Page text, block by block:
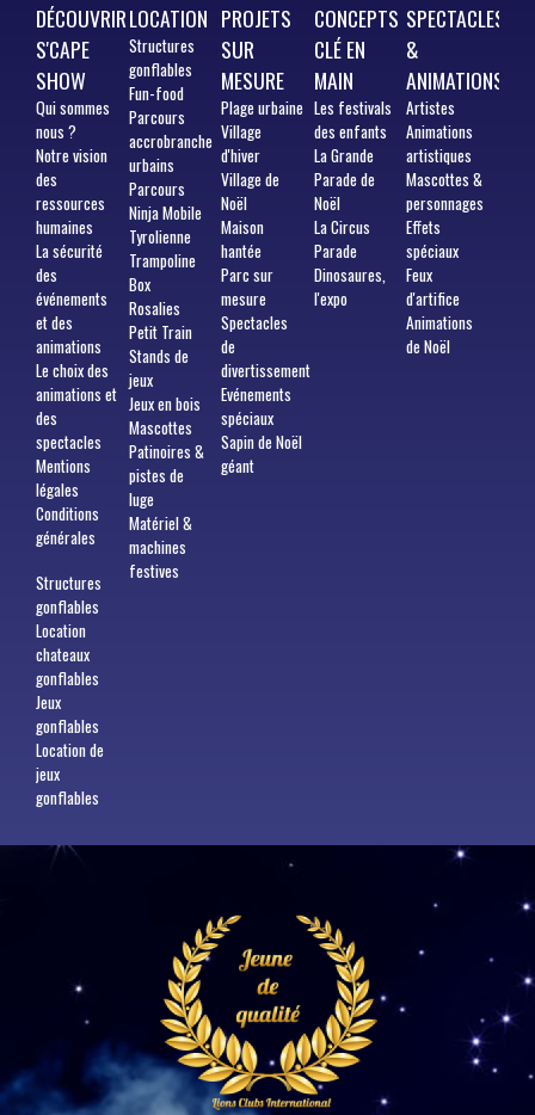
DÉCOUVRIR
S'CAPE
SHOW
Quisommes
nous ?
Notre vision
des
ressources
humaines
La sécurité
des
événements
et des
animations
Le choix des
animations et
des
spectacles
Mentions
légales
Conditions
générales
Structures
gonflables
Location
chateaux
gonflables
Jeux
gonflables
Location de
jeux
gonflables
LOCATION
Structures
gonflables
Fun-food
Parcours
accrobranche
urbains
Parcours
Ninja Mobile
Tyrolienne
Trampoline
Box
Rosalies
Petit Train
Stands de
jeux
Jeux en bois
Mascottes
Patinoires &
pistes de
luge
Matériel &
machines
festives
PROJETS
SUR
MESURE
Plage urbaine
Village
d'hiver
Village de
Noël
Maison
hantée
Parc sur
mesure
Spectacles
de
divertissement
Evénements
spéciaux
Sapin de Noël
géant
CONCEPTS
CLÉ EN
MAIN
Les festivals
des enfants
La Grande
Parade de
Noël
La Circus
Parade
Dinosaures,
l'expo
SPECTACLES
&
ANIMATIONS
Artistes
Animations
artistiques
Mascottes &
personnages
Effets
spéciaux
Feux
d'artifice
Animations
de Noël